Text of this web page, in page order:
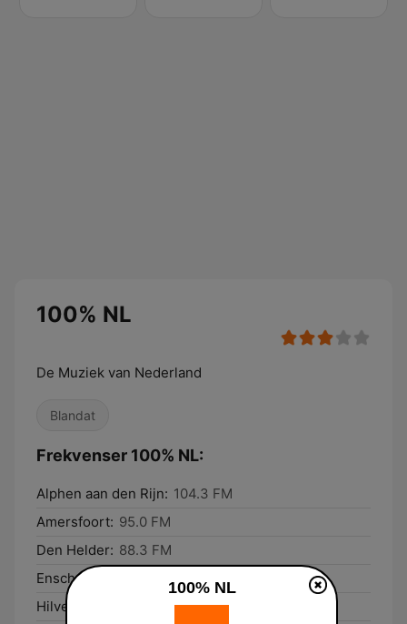
100% NL
De Muziek van Nederland
Blandat
Frekvenser 100% NL:
Alphen aan den Rijn: 104.3 FM
Amersfoort: 95.0 FM
Den Helder: 88.3 FM
Enschede:
Hilversum:
100% NL